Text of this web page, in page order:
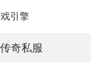
引擎
奇私服